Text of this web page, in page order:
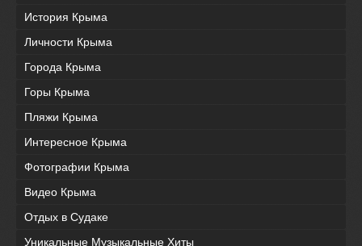
История Крыма
Личности Крыма
Города Крыма
Горы Крыма
Пляжи Крыма
Интересное Крыма
Фотографии Крыма
Видео Крыма
Отдых в Судаке
Уникальные Музыкальные Хиты